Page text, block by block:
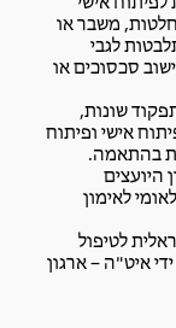
משבר או
לגבי
סכסוכים או
שונות,
אישי ופיתוח
בהתאמה.
היועצים
לאימון
לטיפול
על ידי איט"ה – ארגון